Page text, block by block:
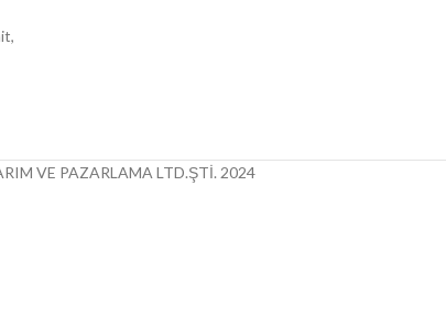
VE PAZARLAMA LTD.ŞTİ. 2024